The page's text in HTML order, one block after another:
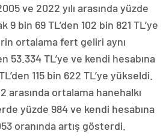
ve 2022 yılı arasında yüzde
9 bin 69 TL’den 102 bin 821 TL’ye
ortalama fert geliri aynı
53.334 TL’ye ve kendi hesabına
115 bin 622 TL’ye yükseldi.
arasında ortalama hanehalkı
yüzde 984 ve kendi hesabına
oranında artış gösterdi.